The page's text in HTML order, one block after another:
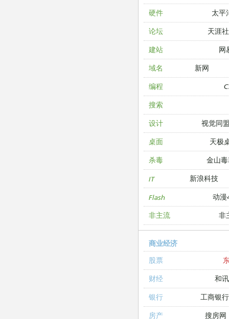
硬件 太平
论坛 天涯
建站 网
域名 新网
编程
搜索
设计 视觉同
桌面 天极
杀毒 金山
IT 新浪科技
Flash 动漫
非主流 非
商业经济
股票
财经 和
银行 工商银行
房产 搜房网